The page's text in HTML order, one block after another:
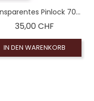
Pinlock 70...
35,00 CHFPreis
IN DEN WARENKORB